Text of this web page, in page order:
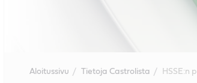
Aloitussivu Tietoja Castrolista HSSE:n